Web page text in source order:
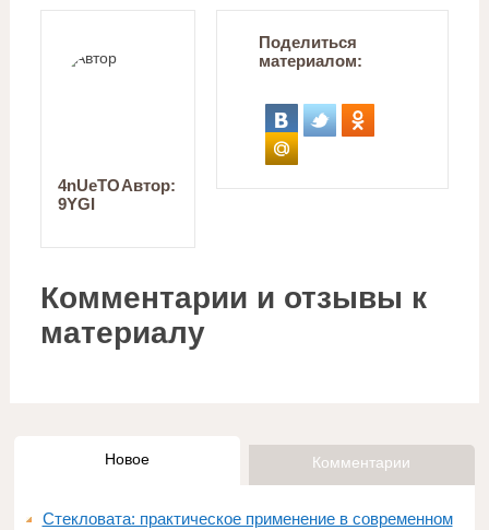
Автор:
4nUeTO
9YGI
Поделиться
материалом:
Комментарии и отзывы к
материалу
Новое Комментарии
Стекловата: практическое применение в современном